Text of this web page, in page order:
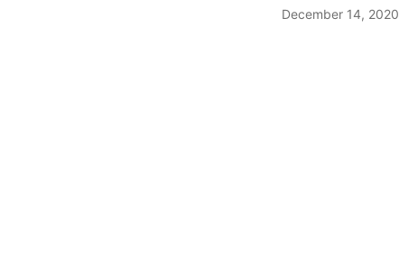
December 14, 2020